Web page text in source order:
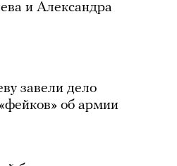
и Александра
завели дело
об армии